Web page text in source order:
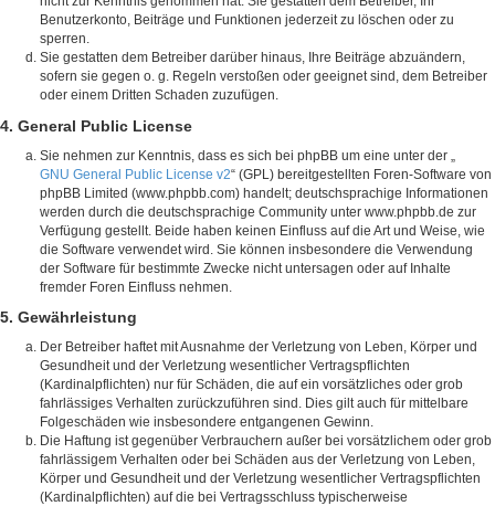
Benutzerkonto, Beiträge und Funktionen jederzeit zu löschen oder zu
sperren.
Sie gestatten dem Betreiber darüber hinaus, Ihre Beiträge abzuändern,
sofern sie gegen o. g. Regeln verstoßen oder geeignet sind, dem Betreiber
oder einem Dritten Schaden zuzufügen.
4. General Public License
Sie nehmen zur Kenntnis, dass es sich bei phpBB um eine unter der „
GNU General Public License v2“ (GPL) bereitgestellten Foren-Software von
phpBB Limited (www.phpbb.com) handelt; deutschsprachige Informationen
werden durch die deutschsprachige Community unter www.phpbb.de zur
Verfügung gestellt. Beide haben keinen Einfluss auf die Art und Weise, wie
die Software verwendet wird. Sie können insbesondere die Verwendung
der Software für bestimmte Zwecke nicht untersagen oder auf Inhalte
fremder Foren Einfluss nehmen.
5. Gewährleistung
Der Betreiber haftet mit Ausnahme der Verletzung von Leben, Körper und
Gesundheit und der Verletzung wesentlicher Vertragspflichten
(Kardinalpflichten) nur für Schäden, die auf ein vorsätzliches oder grob
fahrlässiges Verhalten zurückzuführen sind. Dies gilt auch für mittelbare
Folgeschäden wie insbesondere entgangenen Gewinn.
Die Haftung ist gegenüber Verbrauchern außer bei vorsätzlichem oder grob
fahrlässigem Verhalten oder bei Schäden aus der Verletzung von Leben,
Körper und Gesundheit und der Verletzung wesentlicher Vertragspflichten
(Kardinalpflichten) auf die bei Vertragsschluss typischerweise